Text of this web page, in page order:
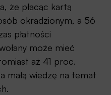
że płacąc kartą
okradzionym, a 56
płatności
może mieć
aż 41 proc.
małą wiedzę na temat